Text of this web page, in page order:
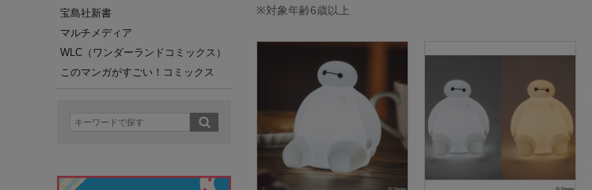
宝島社新書
マルチメディア
WLC（ワンダーランドコミックス）
このマンガがすごい！コミックス
※対象年齢6歳以上